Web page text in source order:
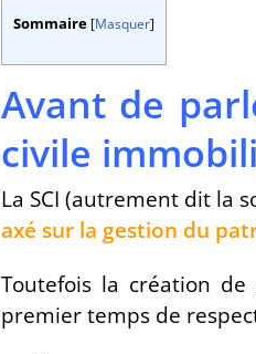
Sommaire [Masquer]
Avant de
civile
La SCI (autrement dit la
axé sur la gestion du
Toutefois la création
premier temps de